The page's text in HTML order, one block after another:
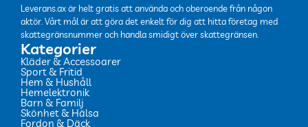
Leverans.ax är helt gratis att använda och oberoende från någon
aktör. Vårt mål är att göra det enkelt för dig att hitta företag med
skattegränsnummer och handla smidigt över skattegränsen.
Kategorier
Kläder & Accessoarer
Sport & Fritid
Hem & Hushåll
Hemelektronik
Barn & Familj
Skönhet & Hälsa
Fordon & Däck